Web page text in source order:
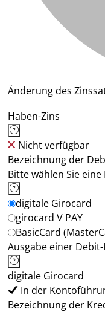
Änderung des
Haben-Zins
Nicht verfügbar
Bezeichnung der
Bitte wählen Sie eine
digitale Girocard
girocard V PAY
BasicCard
Ausgabe einer
digitale Girocard
In der
Bezeichnung der